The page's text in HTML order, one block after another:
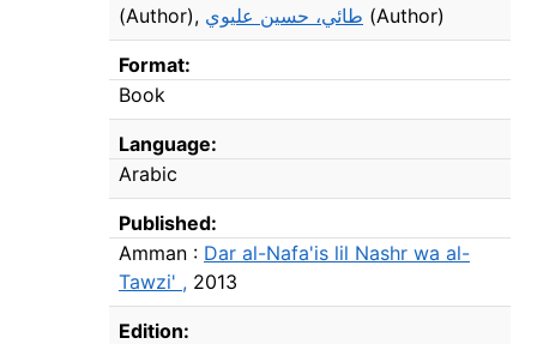
(Author), طائي، حسين عليوي (Author)
Format:
Book
Language:
Arabic
Published:
Amman : Dar al-Nafa'is lil Nashr wa al-
Tawzi' , 2013
Edition: